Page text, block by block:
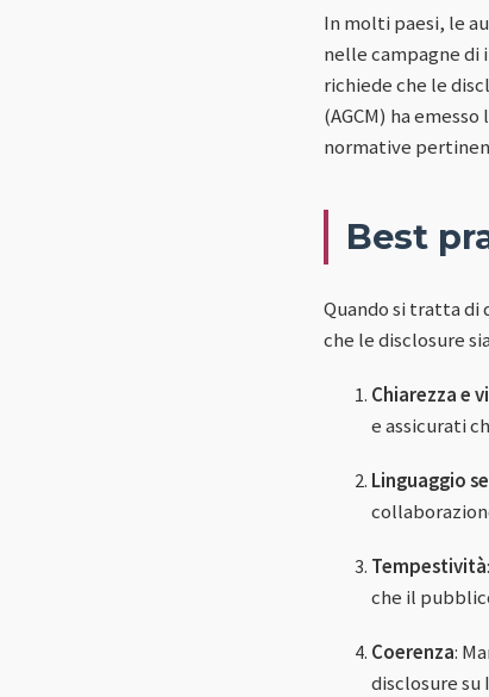
In molti paesi, le
nelle campagne di
richiede che le
(AGCM) ha
normative
Best
Quando si tratta
che le disclosure
Chiarezza e
e assicurati
Linguaggio
Tempestività
che il
Coerenza:
disclosure